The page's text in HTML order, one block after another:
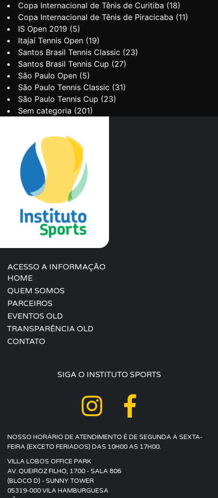
Copa Internacional de Tênis de Curitiba (18)
Copa Internacional de Tênis de Piracicaba (11)
IS Open 2019 (5)
Itajaí Tennis Open (19)
Santos Brasil Tennis Classic (23)
Santos Brasil Tennis Cup (27)
São Paulo Open (5)
São Paulo Tennis Classic (31)
São Paulo Tennis Cup (23)
Sem categoria (201)
ACESSO A INFORMAÇÃO
HOME
QUEM SOMOS
PARCEIROS
EVENTOS OLD
TRANSPARÊNCIA OLD
CONTATO
SIGA O INSTITUTO SPORTS
NOSSO HORÁRIO DE ATENDIMENTO É DE SEGUNDA A SEXTA-
FEIRA (EXCETO FERIADOS) DAS 10H00 AS 17H00.
VILLA LOBOS OFFICE PARK
AV. QUEIROZ FILHO, 1700 - SALA 806
(BLOCO D) - SUNNY TOWER
05319-000 VILA HAMBURGUESA